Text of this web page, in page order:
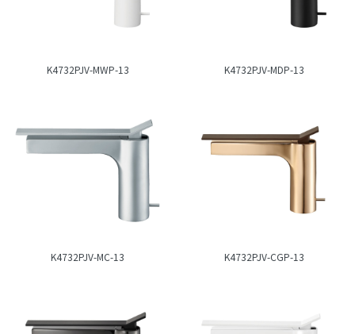
K4732PJV-MWP-13 K4732PJV-MDP-13
K4732PJV-MC-13 K4732PJV-CGP-13